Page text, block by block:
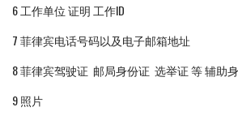
6 工作单位 证明 工作ID
7 菲律宾电话号码以及电子邮箱地址
8 菲律宾驾驶证 邮局身份证 选举证 等 辅助
9 照片